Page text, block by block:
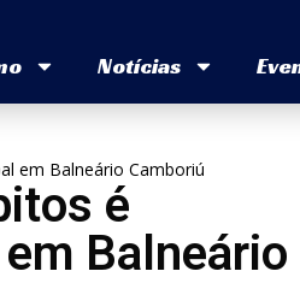
Notícias
em Balneário Camboriú
é
Balneário